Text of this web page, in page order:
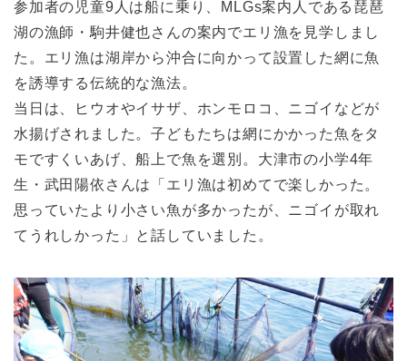
参加者の児童9人は船に乗り、MLGs案内人である琵琶
湖の漁師・駒井健也さんの案内でエリ漁を見学しまし
た。エリ漁は湖岸から沖合に向かって設置した網に魚
を誘導する伝統的な漁法。
当日は、ヒウオやイサザ、ホンモロコ、ニゴイなどが
水揚げされました。子どもたちは網にかかった魚をタ
モですくいあげ、船上で魚を選別。大津市の小学4年
生・武田陽依さんは「エリ漁は初めてで楽しかった。
思っていたより小さい魚が多かったが、ニゴイが取れ
てうれしかった」と話していました。